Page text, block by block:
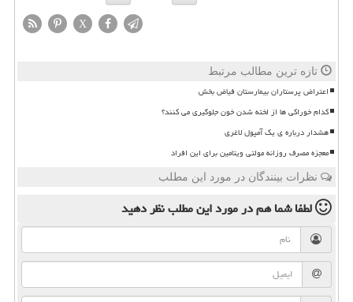
X
تازه ترین مطالب مرتبط
اعتراض پرستاران بیمارستان فیاض بخش
کدام خوراکی ها از لخته شدن خون جلوگیری می کنند؟
هشدار درباره ی یک آمپول لاغری
معجزه مصرف روزانه مولتی ویتامین برای این افراد
نظرات بینندگان در مورد این مطلب
لطفا شما همدر مورد این مطلبنظر دهید